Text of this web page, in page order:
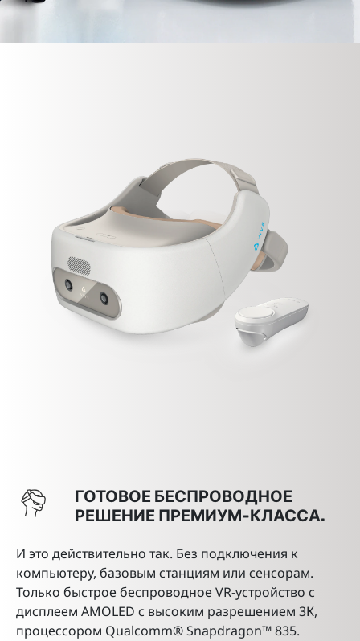
ГОТОВОЕ БЕСПРОВОДНОЕ
РЕШЕНИЕ ПРЕМИУМ-КЛАССА.
И это действительно так. Без подключения к
компьютеру, базовым станциям или сенсорам.
Только быстрое беспроводное VR-устройство с
дисплеем AMOLED с высоким разрешением 3К,
процессором Qualcomm® Snapdragon™ 835.